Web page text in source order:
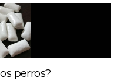
perros?